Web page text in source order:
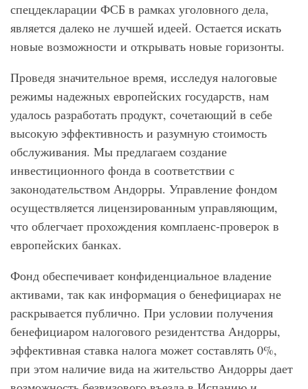
спецдекларации ФСБ в рамках уголовного дела,
является далеко не лучшей идеей. Остается искать
новые возможности и открывать новые горизонты.
Проведя значительное время, исследуя налоговые
режимы надежных европейских государств, нам
удалось разработать продукт, сочетающий в себе
высокую эффективность и разумную стоимость
обслуживания. Мы предлагаем создание
инвестиционного фонда в соответствии с
законодательством Андорры. Управление фондом
осуществляется лицензированным управляющим,
что облегчает прохождения комплаенс-проверок в
европейских банках.
Фонд обеспечивает конфиденциальное владение
активами, так как информация о бенефициарах не
раскрывается публично. При условии получения
бенефициаром налогового резидентства Андорры,
эффективная ставка налога может составлять 0%,
при этом наличие вида на жительство Андорры дает